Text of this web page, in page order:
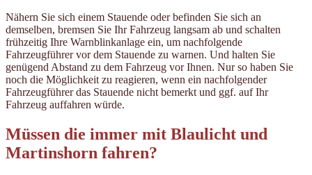
Nähern Sie sich einem Stauende oder befinden Sie sich an
demselben, bremsen Sie Ihr Fahrzeug langsam ab und schalten
frühzeitig Ihre Warnblinkanlage ein, um nachfolgende
Fahrzeugführer vor dem Stauende zu warnen. Und halten Sie
genügend Abstand zu dem Fahrzeug vor Ihnen. Nur so haben Sie
noch die Möglichkeit zu reagieren, wenn ein nachfolgender
Fahrzeugführer das Stauende nicht bemerkt und ggf. auf Ihr
Fahrzeug auffahren würde.
Müssen die immer mit Blaulicht und
Martinshorn fahren?